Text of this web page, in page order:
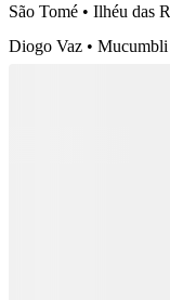
São Tomé • Ilhéu das
Diogo Vaz • Mucumbli